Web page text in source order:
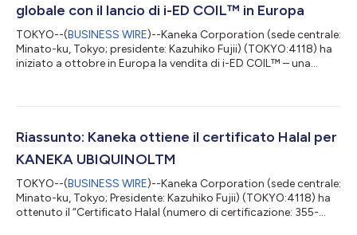
globale con il lancio di i-ED COIL™ in Europa
TOKYO--(BUSINESS WIRE)--Kaneka Corporation (sede centrale:
Minato-ku, Tokyo; presidente: Kazuhiko Fujii) (TOKYO:4118) ha
iniziato a ottobre in Europa la vendita di i-ED COIL™ – una
Regolamento europeo sui dispositivi medici (*3) e sarà
Europe N.V. i-ED COIL™ offre un livello di flessibilità ineguagliato
Riassunto: Kaneka ottiene il certificato Halal per
KANEKA UBIQUINOLTM
TOKYO--(BUSINESS WIRE)--Kaneka Corporation (sede centrale:
Minato-ku, Tokyo; Presidente: Kazuhiko Fujii) (TOKYO:4118) ha
ottenuto il “Certificato Halal (numero di certificazione: 355-